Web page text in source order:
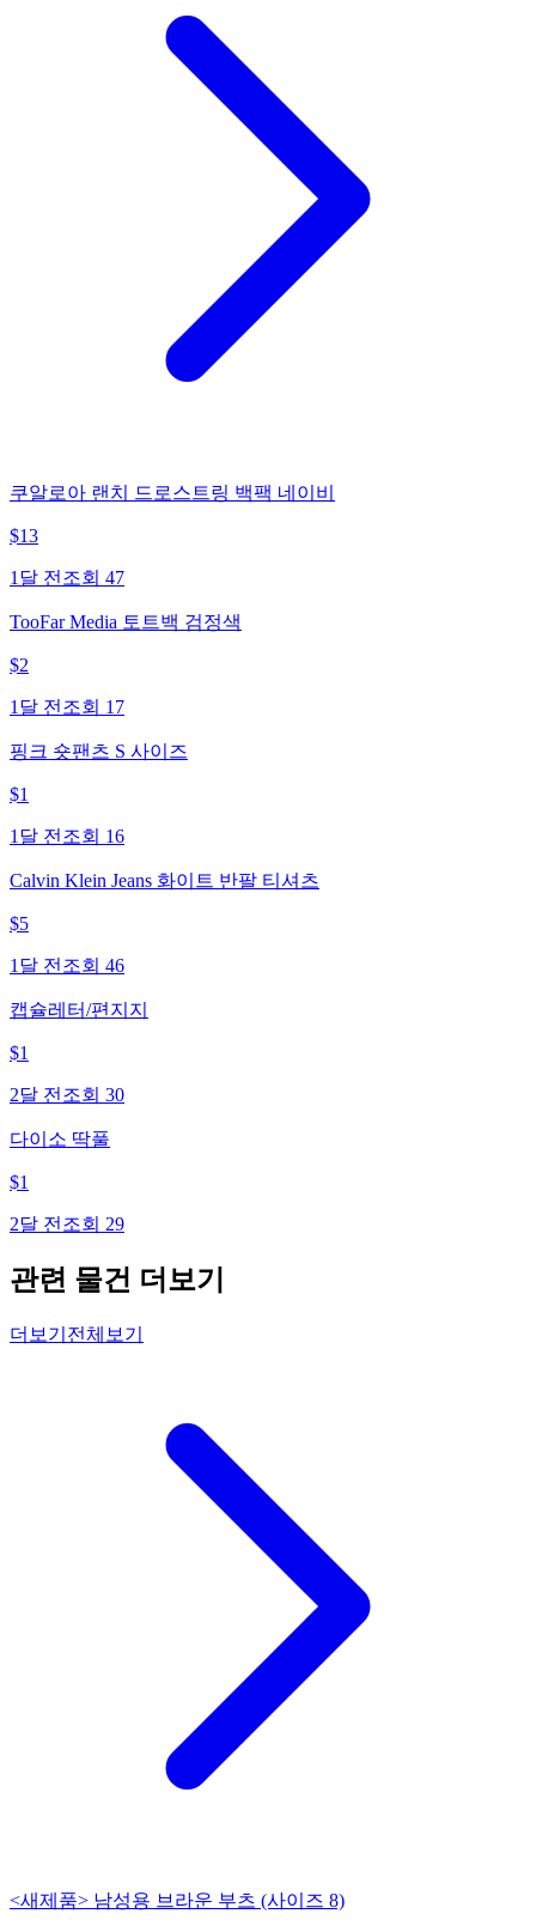
쿠알로아 랜치 드로스트링 백팩 네이비
$13
1달 전 조회 47
TooFar Media 토트백 검정색
$2
1달 전 조회 17
핑크 숏팬츠 S 사이즈
$1
1달 전 조회 16
Calvin Klein Jeans 화이트 반팔 티셔츠
$5
1달 전 조회 46
캡슐레터/편지지
$1
2달 전 조회 30
다이소 딱풀
$1
2달 전 조회 29
관련 물건 더보기
더보기 전체보기
<새제품> 남성용 브라운 부츠 (사이즈 8)